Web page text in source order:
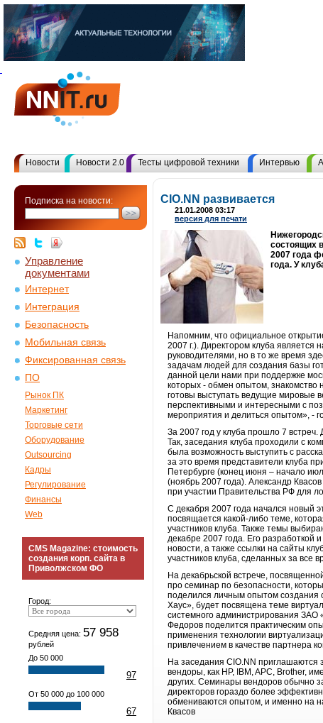
Новости Новости 2.0 Тесты цифровой техники Интервью
Подписка на новости:
Управление
документами
Интернет
Интеграция
Безопасность
Мобильная связь
Фиксированная связь
ПО
Рынок ПК
Маркетинг
Торговые сети
Оборудование
Outsourcing
Кадры
Регулирование
Финансы
Web
CMS Magazine: стоимость
создания корп. сайта в
Приволжском ФО
Город:
Средняя цена: 57 958
рублей
До 50 000
97
От 50 000 до 100 000
67
CIO.NN развивается
21.01.2008 03:17
версия для печати
состоящих
2007 года
года. У
Напомним, что официальное
2007 г.). Директором клуба
руководителями, но в то же время
задачам людей для создания базы
данной цели нами при поддержке
которых - обмен опытом, знакомство
готовы выступать ведущие мировые
перспективными и интересными с
мероприятия и делиться опытом», -
За 2007 год у клуба прошло 7
Так, заседания клуба проходили с
была возможность выступить с
за это время представители клуба
Петербурге (конец июня – начало
(ноябрь 2007 года). Александр
при участии Правительства РФ для
С декабря 2007 года начался новый
посвящается какой-либо теме,
участников клуба. Также темы
декабре 2007 года. Его
новости, а также ссылки на сайты
участников клуба, сделанных за все
На декабрьской встрече,
про семинар по безопасности,
поделился личным опытом создания
Хаус», будет посвящена теме
системного администрирования
Федоров поделится практическим
применения технологии
привлечением в качестве партнера
На заседания CIO.NN приглашаются
вендоры, как HP, IBM, APC, Brother,
других. Семинары вендоров обычно
директоров гораздо более
обмениваются опытом, и именно на
Квасов